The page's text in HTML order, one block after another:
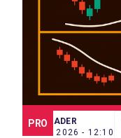
PRO
SCE TRADER
13 MEI 2026 - 12:10